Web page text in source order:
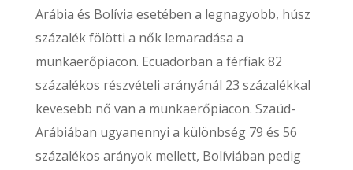
Arábia és Bolívia esetében a legnagyobb, húsz
százalék fölötti a nők lemaradása a
munkaerőpiacon. Ecuadorban a férfiak 82
százalékos részvételi arányánál 23 százalékkal
kevesebb nő van a munkaerőpiacon. Szaúd-
Arábiában ugyanennyi a különbség 79 és 56
százalékos arányok mellett, Bolíviában pedig